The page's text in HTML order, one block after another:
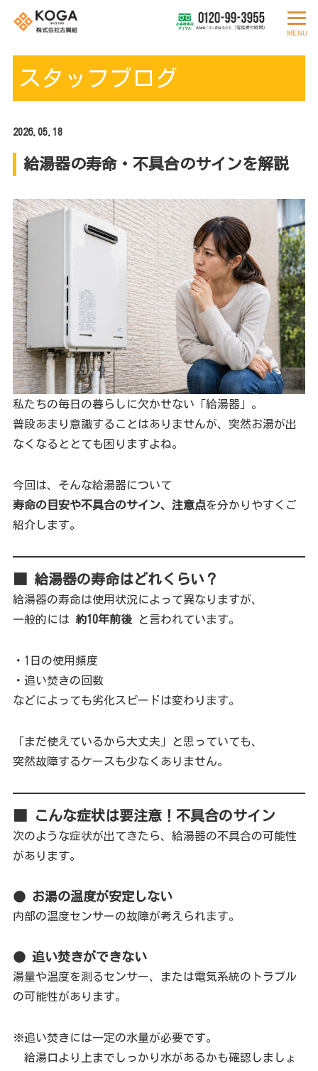
MENU
スタッフブログ
2026.05.18
給湯器の寿命・不具合のサインを解説
私たちの毎日の暮らしに欠かせない「給湯器」。
普段あまり意識することはありませんが、突然お湯が出
なくなるととても困りますよね。
今回は、そんな給湯器について
寿命の目安や不具合のサイン、注意点を分かりやすくご
紹介します。
■ 給湯器の寿命はどれくらい？
給湯器の寿命は使用状況によって異なりますが、
一般的には 約10年前後と言われています。
・1日の使用頻度
・追い焚きの回数
などによっても劣化スピードは変わります。
「まだ使えているから大丈夫」と思っていても、
突然故障するケースも少なくありません。
■ こんな症状は要注意！不具合のサイン
次のような症状が出てきたら、給湯器の不具合の可能性
があります。
● お湯の温度が安定しない
内部の温度センサーの故障が考えられます。
● 追い焚きができない
湯量や温度を測るセンサー、または電気系統のトラブル
の可能性があります。
※追い焚きには一定の水量が必要です。
給湯口より上までしっかり水があるかも確認しましょ